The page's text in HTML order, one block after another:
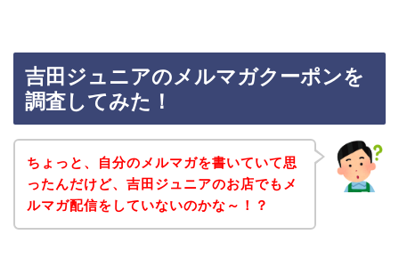
吉田ジュニアのメルマガクーポンを
調査してみた！
ちょっと、自分のメルマガを書いていて思
ったんだけど、吉田ジュニアのお店でもメ
ルマガ配信をしていないのかな～！？